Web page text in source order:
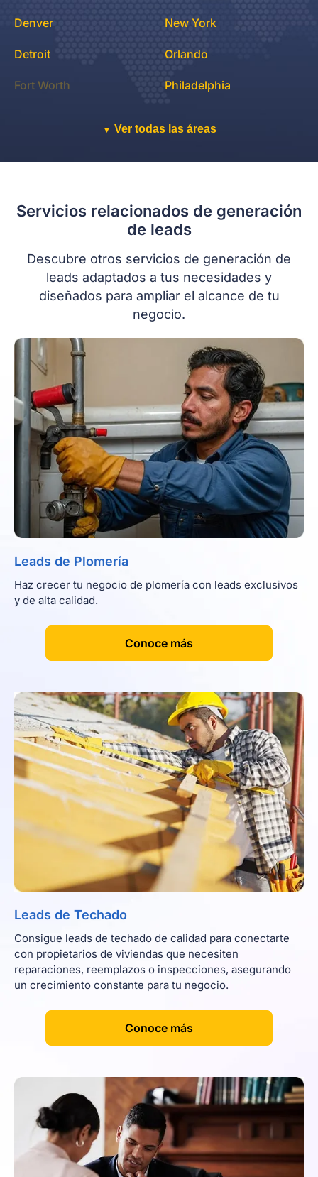
Denver
Detroit
Fort Worth
New York
Orlando
Philadelphia
▼ Ver todas las áreas
Servicios relacionados de generación
de leads
Descubre otros servicios de generación de
leads adaptados a tus necesidades y
diseñados para ampliar el alcance de tu
negocio.
Leads de Plomería
Haz crecer tu negocio de plomería con leads exclusivos
y de alta calidad.
[
Conoce más]
Leads de Techado
Consigue leads de techado de calidad para conectarte
con propietarios de viviendas que necesiten
reparaciones, reemplazos o inspecciones, asegurando
un crecimiento constante para tu negocio.
[
Conoce más]